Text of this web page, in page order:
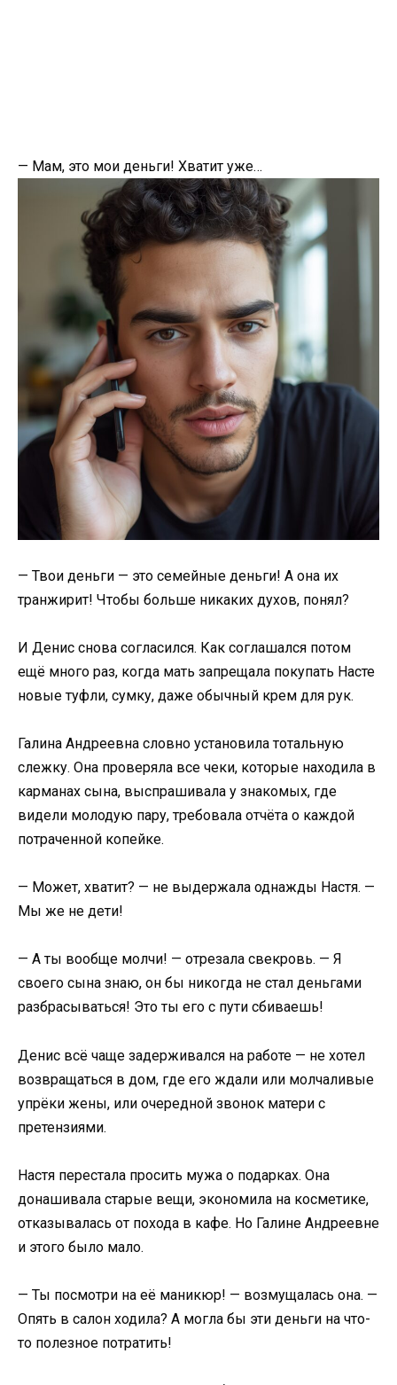
— Мам, это мои деньги! Хватит уже…
— Твои деньги — это семейные деньги! А она их
транжирит! Чтобы больше никаких духов, понял?
И Денис снова согласился. Как соглашался потом
ещё много раз, когда мать запрещала покупать Насте
новые туфли, сумку, даже обычный крем для рук.
Галина Андреевна словно установила тотальную
слежку. Она проверяла все чеки, которые находила в
карманах сына, выспрашивала у знакомых, где
видели молодую пару, требовала отчёта о каждой
потраченной копейке.
— Может, хватит? — не выдержала однажды Настя. —
Мы же не дети!
— А ты вообще молчи! — отрезала свекровь. — Я
своего сына знаю, он бы никогда не стал деньгами
разбрасываться! Это ты его с пути сбиваешь!
Денис всё чаще задерживался на работе — не хотел
возвращаться в дом, где его ждали или молчаливые
упрёки жены, или очередной звонок матери с
претензиями.
Настя перестала просить мужа о подарках. Она
донашивала старые вещи, экономила на косметике,
отказывалась от похода в кафе. Но Галине Андреевне
и этого было мало.
— Ты посмотри на её маникюр! — возмущалась она. —
Опять в салон ходила? А могла бы эти деньги на что-
то полезное потратить!